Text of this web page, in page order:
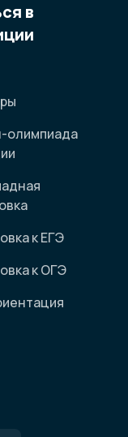
в
олимпиада
к ЕГЭ
к ОГЭ